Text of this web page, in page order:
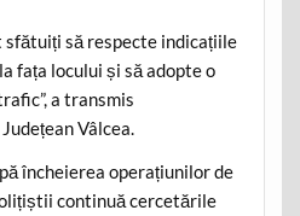
sfătuiți să respecte indicațiile
fața locului și să adopte o
a transmis
Vâlcea.
încheierea operațiunilor de
continuă cercetările